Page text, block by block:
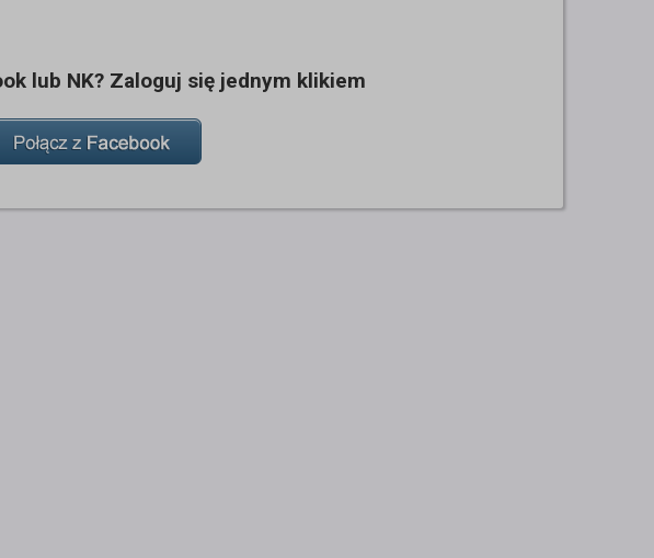
lub NK? Zaloguj się jednym klikiem